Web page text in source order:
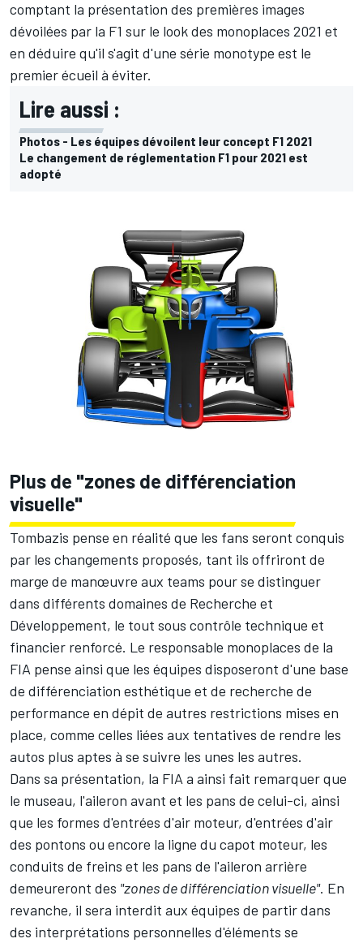
comptant la présentation des premières images
dévoilées par la F1 sur le look des monoplaces 2021 et
en déduire qu'il s'agit d'une série monotype est le
premier écueil à éviter.
Lire aussi :
Photos - Les équipes dévoilent leur concept F1 2021
Le changement de réglementation F1 pour 2021 est
adopté
Plus de "zones de différenciation
visuelle"
Tombazis pense en réalité que les fans seront conquis
par les changements proposés, tant ils offriront de
marge de manœuvre aux teams pour se distinguer
dans différents domaines de Recherche et
Développement, le tout sous contrôle technique et
financier renforcé. Le responsable monoplaces de la
FIA pense ainsi que les équipes disposeront d'une base
de différenciation esthétique et de recherche de
performance en dépit de autres restrictions mises en
place, comme celles liées aux tentatives de rendre les
autos plus aptes à se suivre les unes les autres.
Dans sa présentation, la FIA a ainsi fait remarquer que
le museau, l'aileron avant et les pans de celui-ci, ainsi
que les formes d'entrées d'air moteur, d'entrées d'air
des pontons ou encore la ligne du capot moteur, les
conduits de freins et les pans de l'aileron arrière
demeureront des "zones de différenciation visuelle". En
revanche, il sera interdit aux équipes de partir dans
des interprétations personnelles d'éléments se